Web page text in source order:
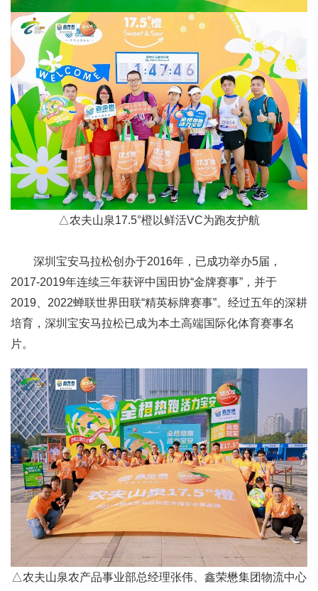
△农夫山泉17.5°橙以鲜活VC为跑友护航
深圳宝安马拉松创办于2016年，已成功举办5届，
2017-2019年连续三年获评中国田协“金牌赛事”，并于
2019、2022蝉联世界田联“精英标牌赛事”。经过五年的深耕
培育，深圳宝安马拉松已成为本土高端国际化体育赛事名
片。
△农夫山泉农产品事业部总经理张伟、鑫荣懋集团物流中心